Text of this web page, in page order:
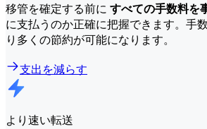
移管を確定する前に すべての手数料を
に支払うのか正確に把握できます。手
り多くの節約が可能になります。
支出を減らす
より速い転送